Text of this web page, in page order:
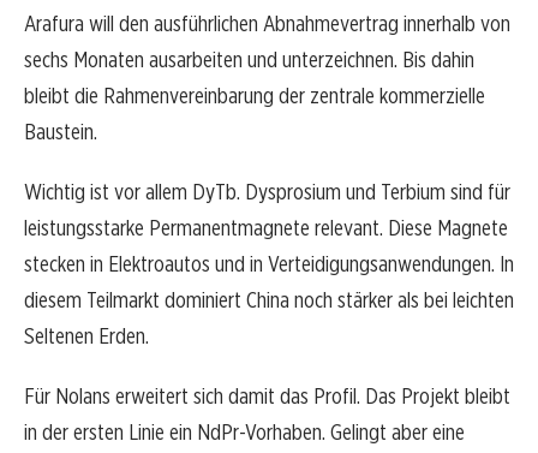
Arafura will den ausführlichen Abnahmevertrag innerhalb von
sechs Monaten ausarbeiten und unterzeichnen. Bis dahin
bleibt die Rahmenvereinbarung der zentrale kommerzielle
Baustein.
Wichtig ist vor allem DyTb. Dysprosium und Terbium sind für
leistungsstarke Permanentmagnete relevant. Diese Magnete
stecken in Elektroautos und in Verteidigungsanwendungen. In
diesem Teilmarkt dominiert China noch stärker als bei leichten
Seltenen Erden.
Für Nolans erweitert sich damit das Profil. Das Projekt bleibt
in der ersten Linie ein NdPr-Vorhaben. Gelingt aber eine